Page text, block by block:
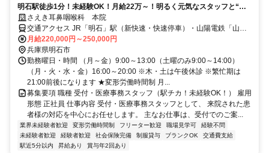
明石駅徒歩1分！未経験OK！月給22万～！明るく元気なスタッフと“人
に寄り添う医療”を始めませんか？
さえき耳鼻咽喉科 本院
交通アクセス JR「明石」駅（新快速・快速停車）・山陽電鉄「山陽
明石」駅より徒歩1分
月給220,000円～250,000円
兵庫県明石市
勤務曜日・時間 （月～金）9:00～13:00（土曜のみ9:00～14:00）
（月・火・水・金）16:00～20:00 ※木・土は午後休診 ※繁忙期は
21:00前後になります ★変形労働時間制 月...
募集要項 職種 受付・医療事務スタッフ（駅チカ！未経験OK！） 雇用
形態 正社員 仕事内容 受付・医療事務スタッフとして、 来院された患
者様の対応を中心にお任せします。 主なお仕事は、受付でのご案...
業界未経験者歓迎 変形労働時間制 フリーター歓迎 職場見学可
経験不問
未経験者歓迎
経験者歓迎 社会保険完備 制服貸与 ブランクOK
交通費支給
駅近5分以内
昇給あり 賞与年2回あり